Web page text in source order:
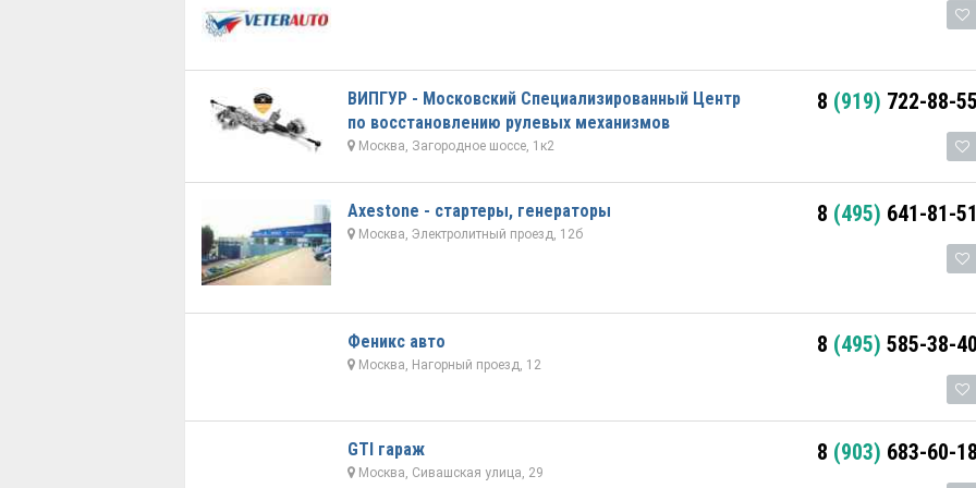
ВИПГУР - Московский Специализированный Центр
по восстановлению рулевых механизмов
Москва, Загородное шоссе, 1к2
8 (919) 722-88-55
Axestone - стартеры, генераторы
Москва, Электролитный проезд, 12б
8 (495) 641-81-51
Феникс авто
Москва, Нагорный проезд, 12
8 (495) 585-38-40
GTI гараж
Москва, Сивашская улица, 29
8 (903) 683-60-18